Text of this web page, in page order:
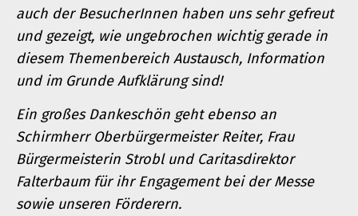
auch der BesucherInnen haben uns sehr gefreut
und gezeigt, wie ungebrochen wichtig gerade in
diesem Themenbereich Austausch, Information
und im Grunde Aufklärung sind!
Ein großes Dankeschön geht ebenso an
Schirmherr Oberbürgermeister Reiter, Frau
Bürgermeisterin Strobl und Caritasdirektor
Falterbaum für ihr Engagement bei der Messe
sowie unseren Förderern.